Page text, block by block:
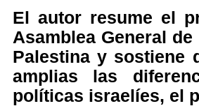
El autor resume el
Asamblea General
Palestina y sostiene
amplias las
políticas israelíes, el